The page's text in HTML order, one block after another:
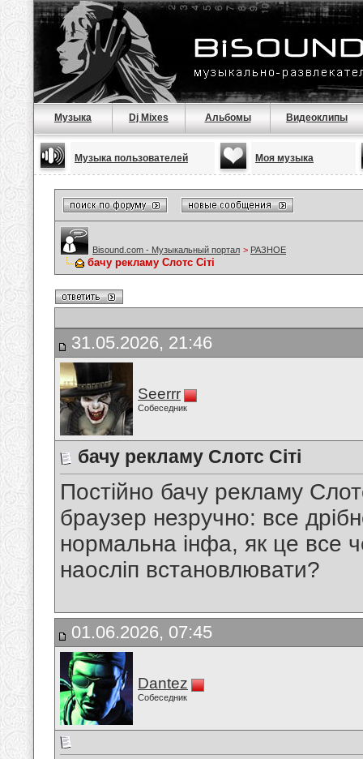
Музыка Dj Mixes Альбомы Видеоклипы
Музыка пользователей Моя музыка
Bisound.com - Музыкальный портал > РАЗНОЕ
бачу рекламу Слотс Сіті
31.05.2026, 21:46
Seerrr
Собеседник
бачу рекламу Слотс Сіті
Постійно бачу рекламу
браузер незручно: все
нормальна інфа, як це все
наосліп встановлювати?
01.06.2026, 07:45
Dantez
Собеседник